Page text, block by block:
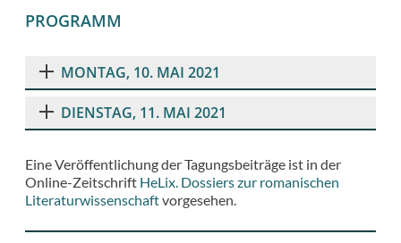
PROGRAMM
MONTAG, 10. MAI 2021
DIENSTAG, 11. MAI 2021
Eine Veröffentlichung der Tagungsbeiträge ist in der
Online-Zeitschrift HeLix. Dossiers zur romanischen
Literaturwissenschaftvorgesehen.